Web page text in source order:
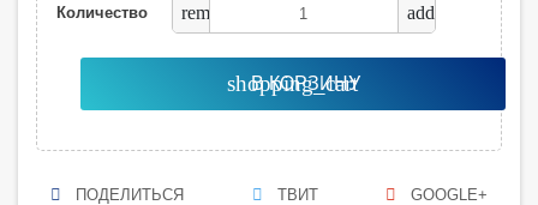
Количество remove add
shopping_cart
В КОРЗИНУ
ПОДЕЛИТЬСЯ ТВИТ GOOGLE+